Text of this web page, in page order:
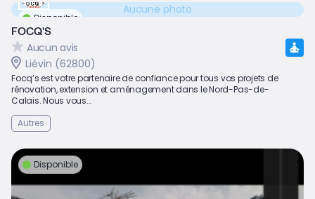
Disponible
Aucune photo
FOCQ'S
Aucun avis
Liévin (62800)
Focq’s est votre partenaire de confiance pour tous vos projets de
rénovation, extension et aménagement dans le Nord-Pas-de-
Calais. Nous vous...
Autres
Disponible